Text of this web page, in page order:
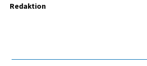
Redaktion